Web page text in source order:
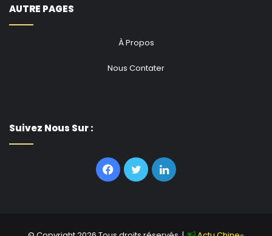
AUTRE PAGES
À Propos
Nous Contater
Suivez Nous Sur :
Facebook
TwitterLinkedin